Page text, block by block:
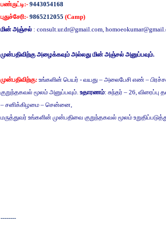
பண்ருட்டி:- 9443054168
புதுச்சேரி:- 9865212055 (Camp)
மின் அஞ்சல் : consult.ur.dr@gmail.com,
முன்பதிவிற்கு அழைக்கவும் அல்லது மின் அஞ்சல் அனுப்பவும்.
முன்பதிவிற்கு: உங்களின் பெயர் - வயது – அலைபேசி எண் –
குறுந்தகவல் மூலம் அனுப்பவும். உதாரணம்: சுந்தர் – 26, விரைப்பு
– சனிக்கிழமை – சென்னை,
மருத்துவர் உங்களின் முன்பதிவை குறுந்தகவல் மூலம்
--------